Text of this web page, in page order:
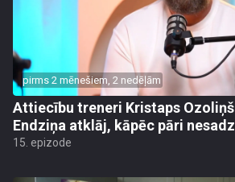
pirms 2 mēnešiem, 2 nedēļām
Attiecību treneri Kristaps Ozoliņš
Endziņa atklāj, kāpēc pāri
15. epizode